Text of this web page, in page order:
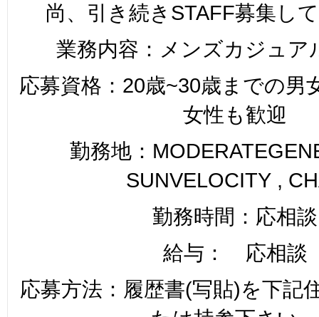
尚、引き続きSTAFF募集し
業務内容：メンズカジュア
応募資格：20歳~30歳までの
女性も歓迎
勤務地：
SUNVELOCITY ,
勤務時間：応相談
給与： 応相談
応募方法：履歴書(写貼)を下記